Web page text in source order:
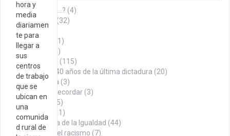
hora y
media
diariamen
te para
llegar a
sus
centros
de trabajo
que se
ubican en
una
comunida
d rural de
¿Sabías que…? (4)
Aniversario
(32)
Cita del día
(1)
Cultura
(144)
(115)
A 40 años de la última dictadura (20)
La Roca (3)
Datos para recordar (3)
(75)
Economía
(11)
En búsqueda de la Igualdad (44)
Contra el racismo (7)